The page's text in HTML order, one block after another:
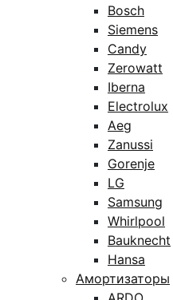
Bosch
Siemens
Candy
Zerowatt
Iberna
Electrolux
Aeg
Zanussi
Gorenje
LG
Samsung
Whirlpool
Bauknecht
Hansa
Амортизаторы